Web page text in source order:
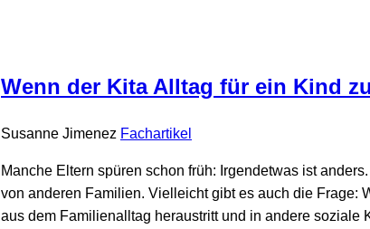
Wenn der Kita Alltag für ein Kind
Susanne Jimenez Fachartikel
Manche Eltern spüren schon früh: Irgendetwas ist
von anderen Familien. Vielleicht gibt es auch die Frage:
aus dem Familienalltag heraustritt und in andere soziale